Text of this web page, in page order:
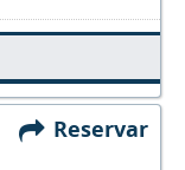
Reservar